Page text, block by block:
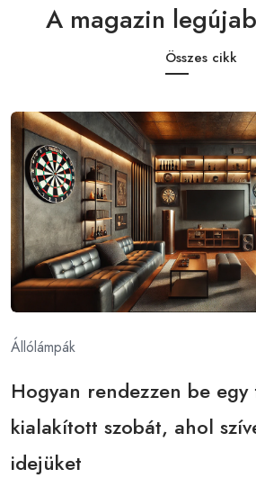
A magazin
Összes cikk
Állólámpák
Hogyan rendezzen be egy
kialakított szobát, ahol
idejüket